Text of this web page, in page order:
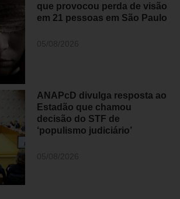
que provocou perda de visão
em 21 pessoas em São Paulo
ANAPcD divulga resposta ao
Estadão que chamou
decisão do STF de
‘populismo judiciário’